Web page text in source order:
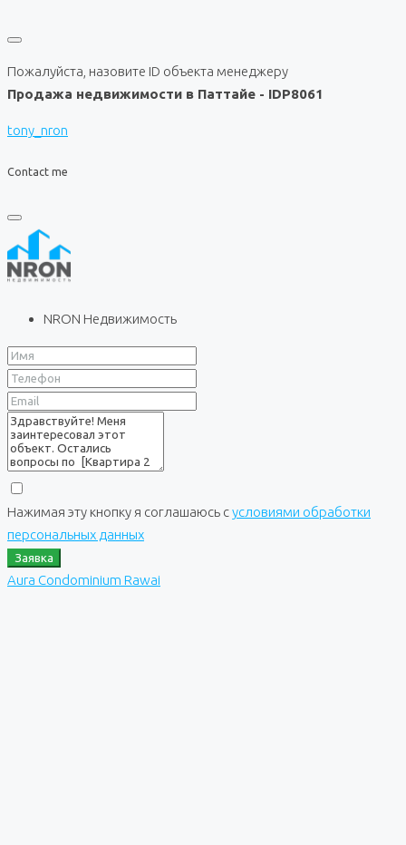
Пожалуйста, назовите ID объекта менеджеру
Продажа недвижимости в Паттайе - IDP8061
tony_nron
Contact me
NRON Недвижимость
Нажимая эту кнопку я соглашаюсь сусловиями обработки
персональных данных
Заявка
Aura Condominium Rawai